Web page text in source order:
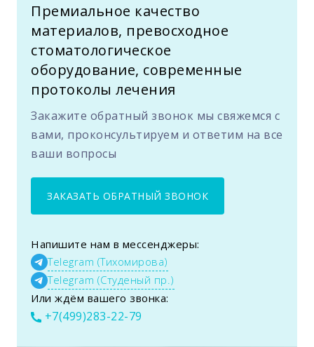
Премиальное качество
материалов, превосходное
стоматологическое
оборудование, современные
протоколы лечения
Закажите обратный звонок мы свяжемся с
вами, проконсультируем и ответим на все
ваши вопросы
ЗАКАЗАТЬ ОБРАТНЫЙ ЗВОНОК
Напишите нам в мессенджеры:
Telegram (Тихомирова)
Telegram (Студеный пр.)
Или ждём вашего звонка:
+7(499)283-22-79